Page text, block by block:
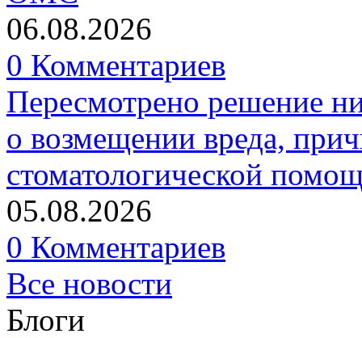
06.08.2026
0 Комментариев
Пересмотрено решение
о возмещении вреда,
стоматологической
05.08.2026
0 Комментариев
Все новости
Блоги